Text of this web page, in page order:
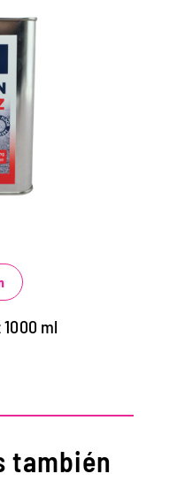
para
de
rendimiento
de todo tipo en
de la
y
1000 ml
también